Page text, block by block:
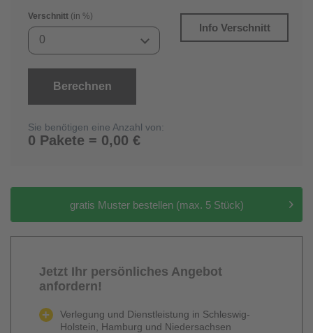
Verschnitt (in %)
0
Info Verschnitt
Berechnen
Sie benötigen eine Anzahl von:
0 Pakete = 0,00 €
gratis Muster bestellen (max. 5 Stück)
Jetzt Ihr persönliches Angebot
anfordern!
Verlegung und Dienstleistung in Schleswig-
Holstein, Hamburg und Niedersachsen